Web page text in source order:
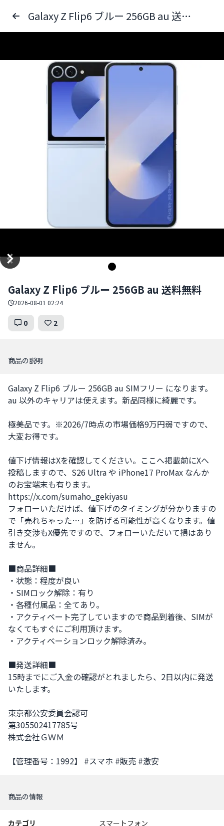
Galaxy Z Flip6 ブルー 256GB au 送料無料
Galaxy Z Flip6 ブルー 256GB au 送料無料
2026-08-01 02:24
0 2
商品の説明
Galaxy Z Flip6 ブルー 256GB au SIMフリー になります。
au 以外のキャリアは使えます。新品同様に綺麗です。
極美品です。※2026/7時点の市場価格9万円弱ですので、
大変お得です。
値下げ情報はXを確認してください。ここへ掲載前にXへ
投稿しますので、S26 Ultra や iPhone17 ProMax なんか
のお宝端末も有ります。
https://x.com/sumaho_gekiyasu
フォローいただけば、値下げのタイミングが分かりますの
で「売れちゃった…」を防げる可能性が高くなります。値
引き交渉もX優先ですので、フォローいただいて損はあり
ません。
■商品詳細■
・状態：程度が良い
・SIMロック解除：有り
・各種付属品：全てあり。
・アクティベート完了していますので商品到着後、SIMが
なくてもすぐにご利用頂けます。
・アクティべーションロック解除済み。
■発送詳細■
15時までにご入金の確認がとれましたら、2日以内に発送
いたします。
東京都公安委員会認可
第305502417785号
株式会社ＧＷＭ
【管理番号：1992】 #スマホ #販売 #激安
商品の情報
カテゴリ スマートフォン